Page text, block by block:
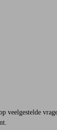
veelgestelde